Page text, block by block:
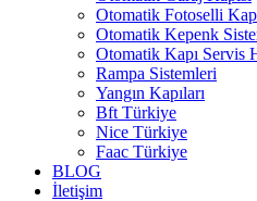
Otomatik Fotoselli
Otomatik Kepenk
Otomatik Kapı Servis
Rampa Sistemleri
Yangın Kapıları
Bft Türkiye
Nice Türkiye
Faac Türkiye
BLOG
İletişim